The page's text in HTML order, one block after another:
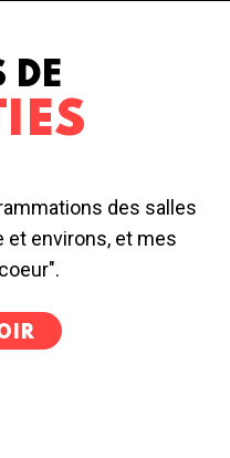
DE
des salles
et environs, et mes